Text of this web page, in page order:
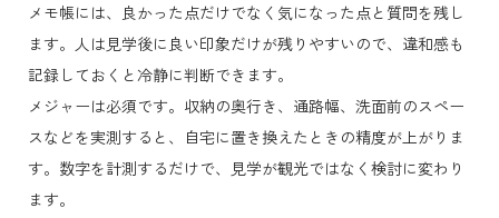
メモ帳には、良かった点だけでなく気になった点と質問を残し
ます。人は見学後に良い印象だけが残りやすいので、違和感も
記録しておくと冷静に判断できます。
メジャーは必須です。収納の奥行き、通路幅、洗面前のスペー
スなどを実測すると、自宅に置き換えたときの精度が上がりま
す。数字を計測するだけで、見学が観光ではなく検討に変わり
ます。